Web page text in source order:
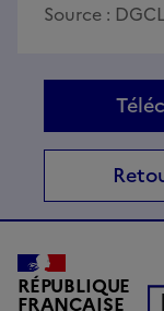
Source : DGCL
RÉPUBLIQUE
FRANÇAISE